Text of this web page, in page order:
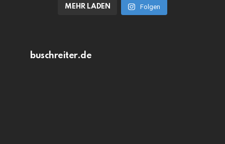
MEHR LADEN Folgen
buschreiter.de